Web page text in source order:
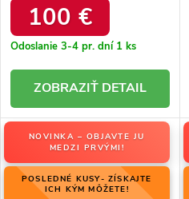
100 €
Odoslanie 3-4 pr. dní 1 ks
DETAIL
NOVINKA – OBJAVTE JU
MEDZI PRVÝMI!
POSLEDNÉ KUSY- ZÍSKAJTE
ICH KÝM MÔŽETE!